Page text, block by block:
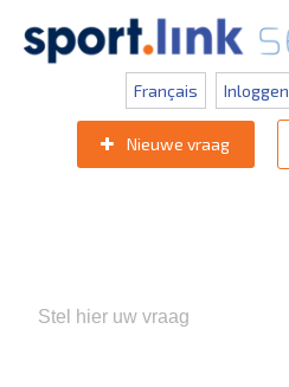
Français Inloggen
Nieuwe vraag